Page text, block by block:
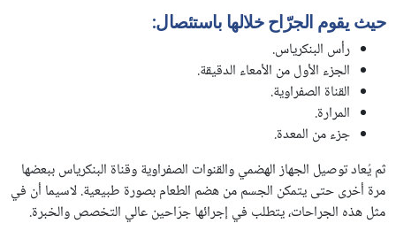
حيث يقوم الجرّاح خلالها باستئصال:
رأس البنكرياس.
الجزء الأول من الأمعاء الدقيقة.
القناة الصفراوية.
المرارة.
جزء من المعدة.
ثم يُعاد توصيل الجهاز الهضمي والقنوات الصفراوية وقناة البنكرياس ببعضها
مرة أخرى حتى يتمكن الجسم من هضم الطعام بصورة طبيعية. لاسيما أن في
مثل هذه الجراحات، يتطلب في إجرائها جرّاحين عالي التخصص والخبرة.